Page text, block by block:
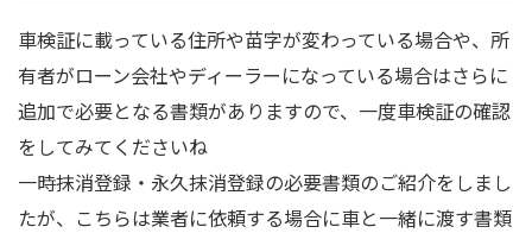
車検証に載っている住所や苗字が変わっている場合や、所
有者がローン会社やディーラーになっている場合はさらに
追加で必要となる書類がありますので、一度車検証の確認
をしてみてくださいね
一時抹消登録・永久抹消登録の必要書類のご紹介をしまし
たが、こちらは業者に依頼する場合に車と一緒に渡す書類